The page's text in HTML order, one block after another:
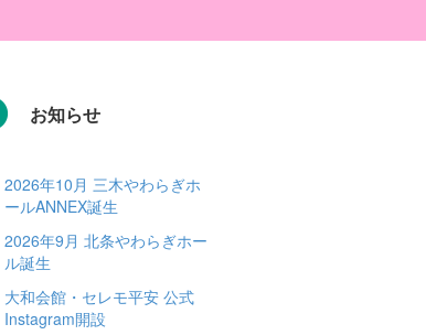
お知らせ
2026年10月 三木やわらぎホ
ールANNEX誕生
2026年9月 北条やわらぎホー
ル誕生
大和会館・セレモ平安 公式
Instagram開設